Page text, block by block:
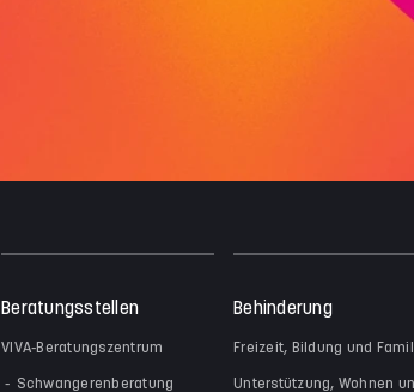
VIVA schafft auch für dich
Beratungsstellen
VIVA-Beratungszentrum
Schwangerenberatung
Behinderung
Freizeit, Bildung und
Unterstützung, Wohnen